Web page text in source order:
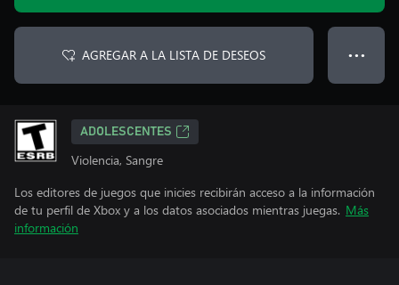
AGREGAR A LA LISTA DE DESEOS ● ● ●
ADOLESCENTES
Violencia, Sangre
Los editores de juegos que inicies recibirán acceso a la información
de tu perfil de Xbox y a los datos asociados mientras juegas. Más
información